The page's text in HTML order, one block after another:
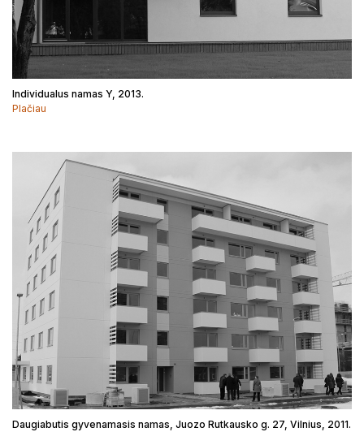
Individualus namas Y, 2013.
Plačiau
Daugiabutis gyvenamasis namas, Juozo Rutkausko g. 27, Vilnius, 2011.